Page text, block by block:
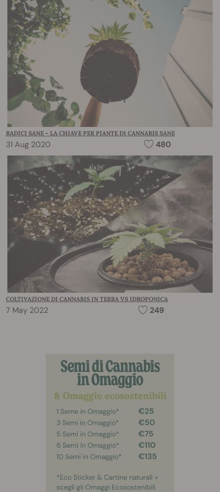
RADICI SANE – LA CHIAVE PER PIANTE DI CANNABIS SANE
31 Aug 2020 480
COLTIVAZIONE DI CANNABIS IN TERRA VS IDROPONICA
7 May 2022 249